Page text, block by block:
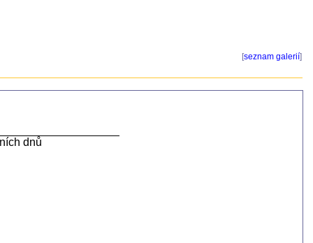
[seznam galerií]
dnů